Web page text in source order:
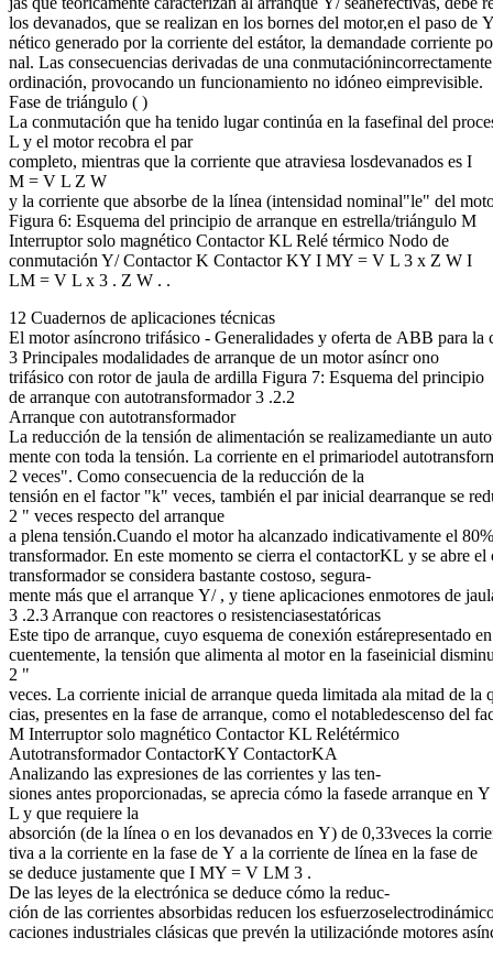
los devanados, que se realizan en los bornes del motor,en el paso
nético generado por la corriente del estátor, la demandade corriente
nal. Las consecuencias derivadas de una
ordinación, provocando un funcionamiento no idóneo eimprevisible.
Fase de triángulo ( )
La conmutación que ha tenido lugar continúa en la fasefinal del
L y el motor recobra el par
completo, mientras que la corriente que atraviesa losdevanados es I
M = V L Z W
y la corriente que absorbe de la línea (intensidad nominal"le" del
Figura 6: Esquema del principio de arranque en estrella/triángulo M
Interruptor solo magnético Contactor KL Relé térmico Nodo de
conmutación Y/ Contactor K Contactor KY I MY = V L 3 x Z W I
LM = V L x 3 . Z W . .
12 Cuadernos de aplicaciones técnicas
El motor asíncrono trifásico - Generalidades y oferta de ABB para la
3 Principales modalidades de arranque de un motor asíncr ono
trifásico con rotor de jaula de ardilla Figura 7: Esquema del principio
de arranque con autotransformador 3 .2.2
Arranque con autotransformador
La reducción de la tensión de alimentación se realizamediante un
mente con toda la tensión. La corriente en el primariodel
2 veces". Como consecuencia de la reducción de la
tensión en el factor "k" veces, también el par inicial dearranque se
2 " veces respecto del arranque
a plena tensión.Cuando el motor ha alcanzado indicativamente el
transformador. En este momento se cierra el contactorKL y se abre
transformador se considera bastante costoso, segura-
mente más que el arranque Y/ , y tiene aplicaciones enmotores de
3 .2.3 Arranque con reactores o resistenciasestatóricas
Este tipo de arranque, cuyo esquema de conexión estárepresentado
cuentemente, la tensión que alimenta al motor en la faseinicial
2 "
veces. La corriente inicial de arranque queda limitada ala mitad de la
cias, presentes en la fase de arranque, como el notabledescenso del
M Interruptor solo magnético Contactor KL Relétérmico
Autotransformador ContactorKY ContactorKA
Analizando las expresiones de las corrientes y las ten-
siones antes proporcionadas, se aprecia cómo la fasede arranque
L y que requiere la
absorción (de la línea o en los devanados en Y) de 0,33veces la
tiva a la corriente en la fase de Y a la corriente de línea en la fase de
se deduce justamente que I MY = V LM 3 .
De las leyes de la electrónica se deduce cómo la reduc-
ción de las corrientes absorbidas reducen los
caciones industriales clásicas que prevén la utilizaciónde motores